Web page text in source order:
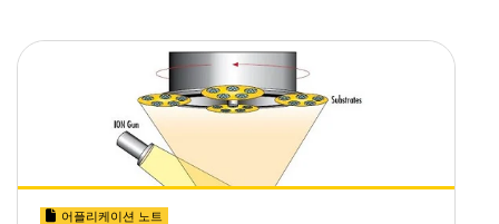
어플리케이션 노트